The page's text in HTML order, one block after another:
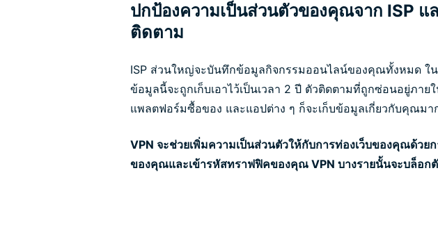
ปกป้องความเป็นส่วนตัวของคุณจาก ISP แ
ติดตาม
ISP ส่วนใหญ่จะบันทึกข้อมูลกิจกรรมออนไลน์ของคุณทั้งหมด ใน
ข้อมูลนี้จะถูกเก็บเอาไว้เป็นเวลา 2 ปี ตัวติดตามที่ถูกซ่อนอยู่ภาย
แพลตฟอร์มซื้อของ และแอปต่าง ๆ ก็จะเก็บข้อมูลเกี่ยวกับคุณมา
VPN จะช่วยเพิ่มความเป็นส่วนตัวให้กับการท่องเว็บของคุณด้วย
ของคุณและเข้ารหัสทราฟฟิคของคุณ VPN บางรายนั้นจะบล็อก